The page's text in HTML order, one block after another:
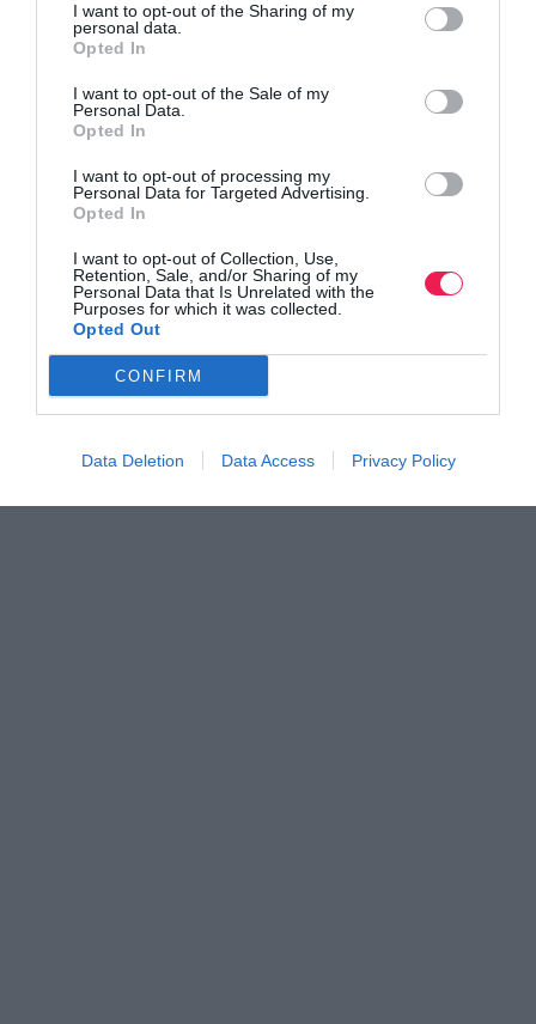
I want to opt-out of the Sharing of my
personal data.
Opted In
I want to opt-out of the Sale of my
Personal Data.
Opted In
I want to opt-out of processing my
Personal Data for Targeted Advertising.
Opted In
I want to opt-out of Collection, Use,
Retention, Sale, and/or Sharing of my
Personal Data that Is Unrelated with the
Purposes for which it was collected.
Opted Out
CONFIRM
Data Deletion Data Access Privacy Policy
Βρες το RUNNER!
Όλα τα Τεύχη